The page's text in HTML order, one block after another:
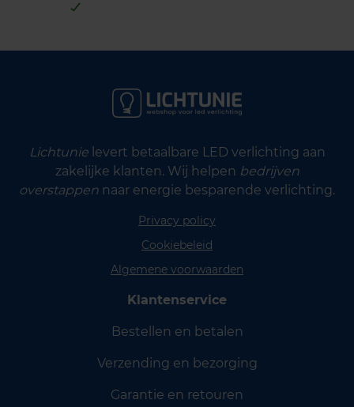
Lichtunielevert betaalbare LED verlichting aan
zakelijke klanten. Wij helpen bedrijven
overstappen naar energie besparende verlichting.
Privacy policy
Cookiebeleid
Algemene voorwaarden
Klantenservice
Bestellen en betalen
Verzending en bezorging
Garantie en retouren